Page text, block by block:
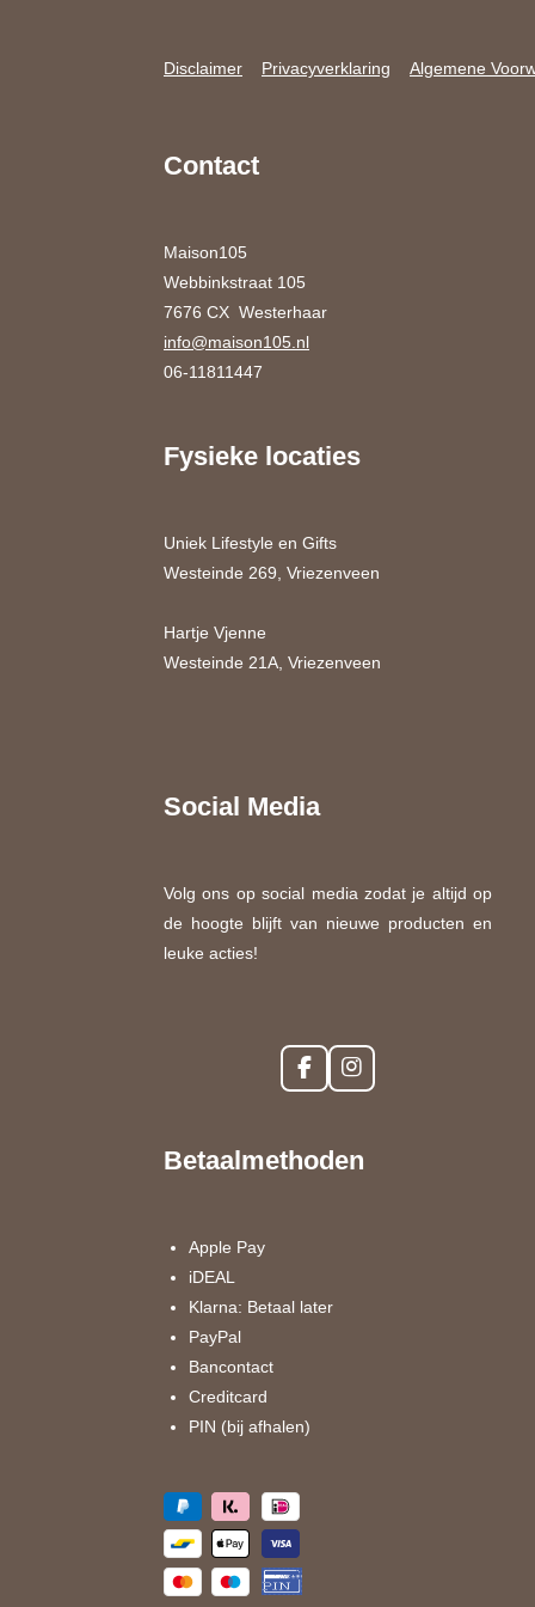
Disclaimer Privacyverklaring Algemene
Contact
Maison105
Webbinkstraat 105
7676 CX Westerhaar
info@maison105.nl
06-11811447
Fysieke locaties
Uniek Lifestyle en Gifts
Westeinde 269, Vriezenveen
Hartje Vjenne
Westeinde 21A, Vriezenveen
Social Media
Volg ons op social media zodat je altijd op
de hoogte blijft van nieuwe producten en
leuke acties!
F
a
b
I
n
a
Betaalmethoden
Apple Pay
iDEAL
Klarna: Betaal later
PayPal
Bancontact
Creditcard
PIN (bij afhalen)